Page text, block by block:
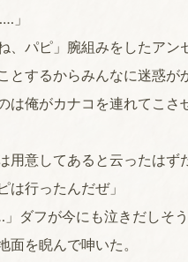
」
、パピ」腕組みをしたア
とするからみんなに迷惑が
は俺がカナコを連れてこ
用意してあると云ったはず
は行ったんだぜ」
ダフが今にも泣きだしそう
面を睨んで呻いた。